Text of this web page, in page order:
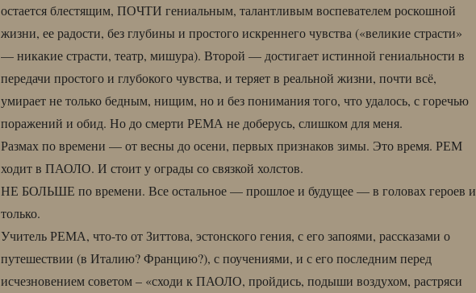
остается блестящим, ПОЧТИ гениальным, талантливым воспевателем роскошной
жизни, ее радости, без глубины и простого искреннего чувства («великие страсти»
— никакие страсти, театр, мишура). Второй — достигает истинной гениальности в
передачи простого и глубокого чувства, и теряет в реальной жизни, почти всё,
умирает не только бедным, нищим, но и без понимания того, что удалось, с горечью
поражений и обид. Но до смерти РЕМА не доберусь, слишком для меня.
Размах по времени — от весны до осени, первых признаков зимы. Это время. РЕМ
ходит в ПАОЛО. И стоит у ограды со связкой холстов.
НЕ БОЛЬШЕ по времени. Все остальное — прошлое и будущее — в головах героев и
только.
Учитель РЕМА, что-то от Зиттова, эстонского гения, с его запоями, рассказами о
путешествии (в Италию? Францию?), с поучениями, и с его последним перед
исчезновением советом – «сходи к ПАОЛО, пройдись, подыши воздухом, растряси